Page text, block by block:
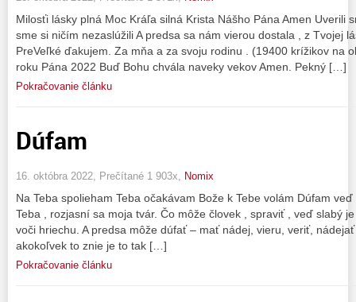
Milosťi lásky plná Moc Kráľa silná Krista Nášho Pána Amen Uverili
sme si ničím nezaslúžili A predsa sa nám vierou dostala , z Tvojej
PreVeľké ďakujem. Za mňa a za svoju rodinu . (19400 krížikov na
roku Pána 2022 Buď Bohu chvála naveky vekov Amen. Pekný […]
Pokračovanie článku
Dúfam
16. októbra 2022, Prečítané 1 903x, Nomix
Na Teba spolieham Teba očakávam Bože k Tebe volám Dúfam
Teba , rozjasní sa moja tvár. Čo môže človek , spraviť , veď slabý
voči hriechu. A predsa môže dúfať – mať nádej, vieru, veriť,
akokoľvek to znie je to tak […]
Pokračovanie článku